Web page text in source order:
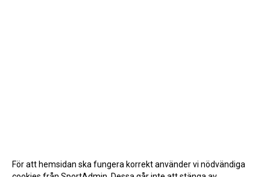
För att hemsidan ska fungera korrekt använder vi nödvändiga